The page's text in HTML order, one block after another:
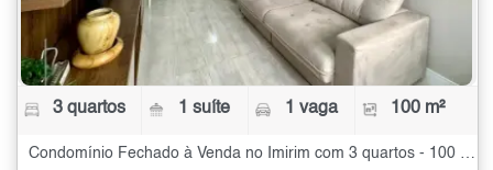
3 quartos 1 suíte 1 vaga 100 m²
Condomínio Fechado à Venda no Imirim com 3 quartos - 100 m²